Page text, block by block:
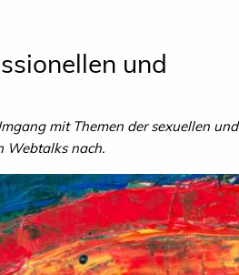
und
mit Themen der sexuellen und
Webtalks nach.